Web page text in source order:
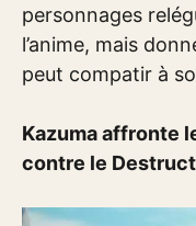
personnages
l’anime, mais
peut compatir à
Kazuma affronte
contre le